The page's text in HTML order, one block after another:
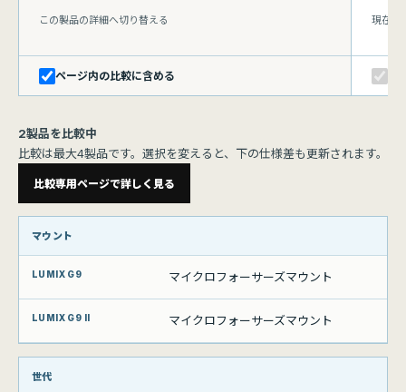
この製品の詳細へ切り替える
ページ内の比較に含める
現在表
2製品を比較中
比較は最大4製品です。選択を変えると、下の仕様差も更新されます。
比較専用ページで詳しく見る
比較項目
LUMIX G9 LUMIX G9 II
マウント
マイクロフォーサーズマウント
マイクロフォーサーズマウント
世代